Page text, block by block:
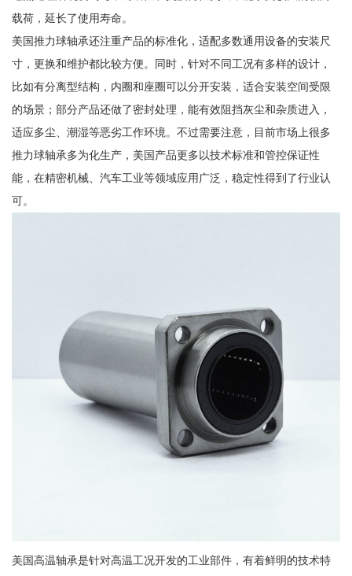
载荷，延长了使用寿命。
美国推力球轴承还注重产品的标准化，适配多数通用设备的安装尺
寸，更换和维护都比较方便。同时，针对不同工况有多样的设计，
比如有分离型结构，内圈和座圈可以分开安装，适合安装空间受限
的场景；部分产品还做了密封处理，能有效阻挡灰尘和杂质进入，
适应多尘、潮湿等恶劣工作环境。不过需要注意，目前市场上很多
推力球轴承多为化生产，美国产品更多以技术标准和管控保证性
能，在精密机械、汽车工业等领域应用广泛，稳定性得到了行业认
可。
美国高温轴承是针对高温工况开发的工业部件，有着鲜明的技术特